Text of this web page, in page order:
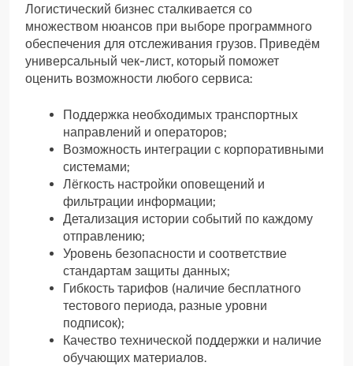
Логистический бизнес сталкивается со
множеством нюансов при выборе программного
обеспечения для отслеживания грузов. Приведём
универсальный чек-лист, который поможет
оценить возможности любого сервиса:
Поддержка необходимых транспортных
направлений и операторов;
Возможность интеграции с корпоративными
системами;
Лёгкость настройки оповещений и
фильтрации информации;
Детализация истории событий по каждому
отправлению;
Уровень безопасности и соответствие
стандартам защиты данных;
Гибкость тарифов (наличие бесплатного
тестового периода, разные уровни
подписок);
Качество технической поддержки и наличие
обучающих материалов.